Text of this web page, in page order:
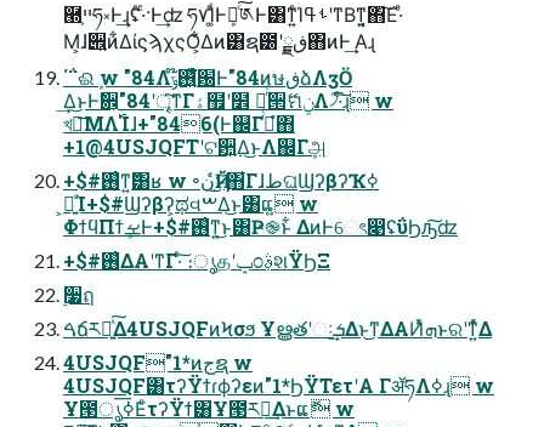
཭ײ͕ཧ༝Ͱ͢ɻʢͨ·ͨ·Ͱ͢ʣ ཧ٧Ί͚ͩͰܾఆͨ͠༁Ͱ͸ͳ͍ͨΊࢀߟʹͳΒͳ͍͔΋͠Ε·ͤ
Μ͕ɺ੎͍ͷ͋ΔίϛϡχςΟ͕͋Δͷ͸ຊ౰ʹྗڧ͍΋ͷͰ͢ Αɻ
΄΅ଈܾ w "84Λ࢖໊͍ͨͯ͘ݹ԰Ͱ"84ͷษڧձΛӡӦ
͢Δ͜ͱͰࣗ਎͕"84ʹৄ͘͠ͳΓۀ຿ʹ໾ ཱͬͨ੒ޭମݧΛ৴͡·ͨ͠ɻ w
খౡ͞ΜΛ࢝Ίɺ+"846(Ͱ஌Γ߹ͬͨํ΋
+1@4USJQFTʹଟ਺͍Δ͜ͱΛ஌Γܾஅ
+$#࢖͑ͳ͍݅͸ʁ w ৽نҊ݅ͩͬͨ͜ͱ΋͋ΓɺطଘϢʔβʔҠߦ
͕ແ͍ͨΊ+$#Ϣʔβʔ͕ಥવࠔΔ͜ͱ͸ແ͍ w
ΦϯϥΠϯܾࡁͰ+$#࢖͑ͳ͍͜ͱ͸Ҏ֎ͱ͋ ΔͷͰେৎ෉ʢΰϦԡ͠ʣ
+$#࢖͑ΔΑ͏ʹͳΓ·ͨ͠ ։ൃதʹݒ೦ࣄ߲શΫϦΞ
࣮૷ฤ
ࠓճར༻͍ͯ͠Δ4USJQFͷϞσϧ Ұൠతʹઃܭ͢Δͱ͜͏ͳΔΑͶͬͯܗͱରʹͳ͍ͬͯΔ
4USJQF"1*ͷجຊ w
4USJQF͸τʔΫϯɾϕʔεͷ"1*ϦΫΤετʹΑ ΓॲཧΛߦ͏ɻ w
Ұ౓ൃߦ͞ΕͨτʔΫϯ͸Ұ౓ར༻͢Δͱແޮ w